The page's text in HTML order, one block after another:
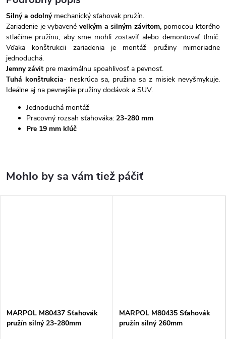
Silný a odolnýmechanický sťahovak pružín.
Zariadenie je vybavené veľkým a silným závitom,pomocou ktorého
stlačíme pružinu, aby sme mohli zostaviť alebo demontovať tlmič.
Vďaka konštrukcii zariadenia je montáž pružiny mimoriadne
jednoduchá.
Jemny závit pre maximálnu spoahlivosť a pevnosť.
Tuhá konštrukcia- neskrúca sa, pružina sa z misiek nevyšmykuje.
Ideálne aj na pevnejšie pružiny dodávok a SUV.
Jednoduchá montáž
Pracovný rozsah sťahováka: 23-280 mm
Pre 19 mm kľúč
MARPOL M80437 Sťahovák
pružín silný 23-280mm
MARPOL M80435 Sťahovák
pružín silný 260mm